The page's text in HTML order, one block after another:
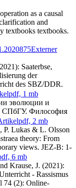
as a causal
and
textbooks textbooks.
Externer
Saaterbse,
der
des SBZ/DDR.
pdf, 1 mb
эволюции и
СПбГУ. Философия
pdf, 2 mb
Lukas & L. Olsson
theory: From
views. JEZ-B: 1-
6 mb
Krause, J. (2021):
- Rassismus
74 (2): Online-